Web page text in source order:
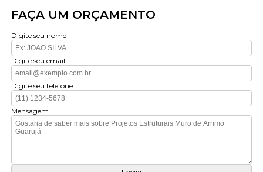
FAÇA UM ORÇAMENTO
Digite seu nome
Digite seu email
Digite seu telefone
Mensagem